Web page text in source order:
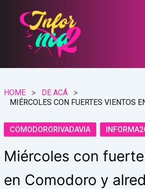
contenido
HOME
DE ACÁ
COMODORORIVADAVIA
Miércoles con
en Comodoro y